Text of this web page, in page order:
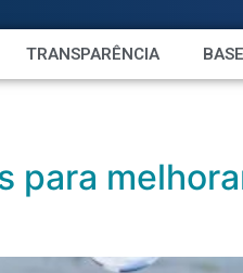
TRANSPARÊNCIA
para